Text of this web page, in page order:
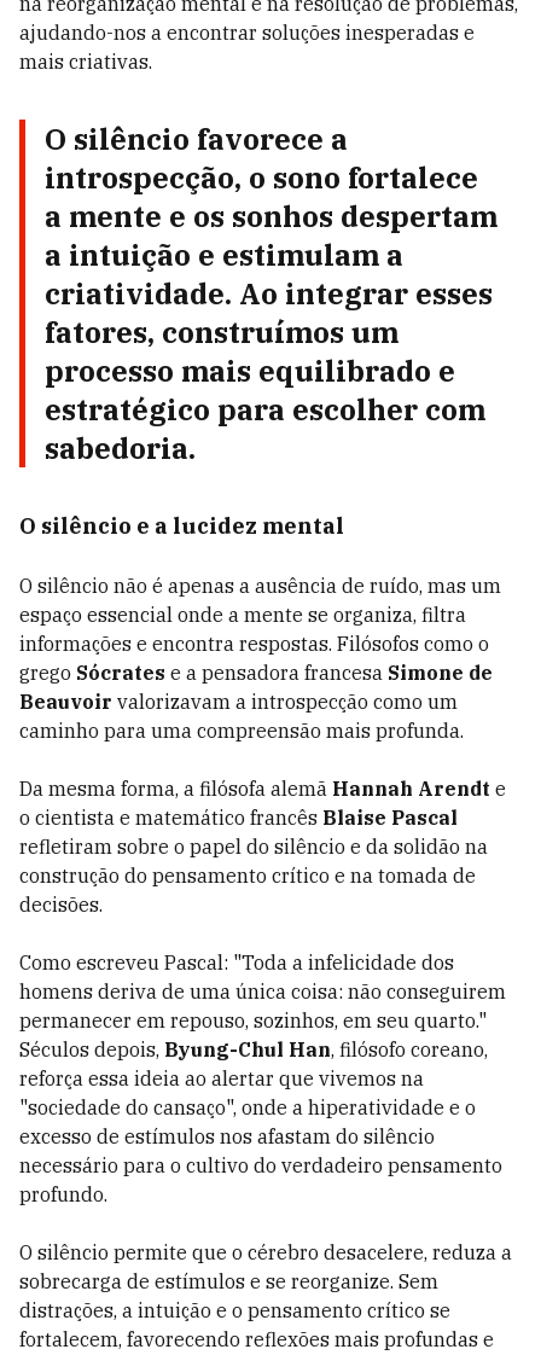
ajudando-nos a encontrar soluções inesperadas e
mais criativas.
O silêncio favorece a
introspecção, o sono fortalece
a mente e os sonhos despertam
a intuição e estimulam a
criatividade. Ao integrar esses
fatores, construímos um
processo mais equilibrado e
estratégico para escolher com
sabedoria.
O silêncio e a lucidez mental
O silêncio não é apenas a ausência de ruído, mas um
espaço essencial onde a mente se organiza, filtra
informações e encontra respostas. Filósofos como o
grego Sócrates e a pensadora francesa Simone de
Beauvoir valorizavam a introspecção como um
caminho para uma compreensão mais profunda.
Da mesma forma, a filósofa alemã Hannah Arendt e
o cientista e matemático francês Blaise Pascal
refletiram sobre o papel do silêncio e da solidão na
construção do pensamento crítico e na tomada de
decisões.
Como escreveu Pascal: "Toda a infelicidade dos
homens deriva de uma única coisa: não conseguirem
permanecer em repouso, sozinhos, em seu quarto."
Séculos depois, Byung-Chul Han, filósofo coreano,
reforça essa ideia ao alertar que vivemos na
"sociedade do cansaço", onde a hiperatividade e o
excesso de estímulos nos afastam do silêncio
necessário para o cultivo do verdadeiro pensamento
profundo.
O silêncio permite que o cérebro desacelere, reduza a
sobrecarga de estímulos e se reorganize. Sem
distrações, a intuição e o pensamento crítico se
fortalecem, favorecendo reflexões mais profundas e